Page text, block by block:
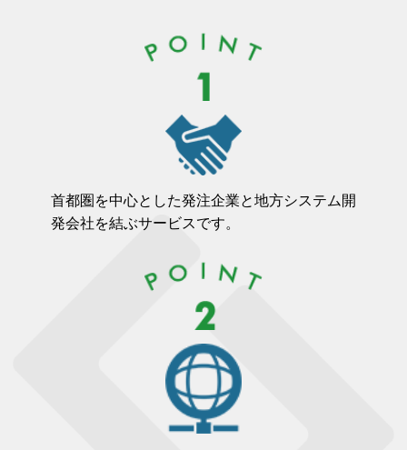
首都圏を中心とした発注企業と地方システム開
発会社を結ぶサービスです。